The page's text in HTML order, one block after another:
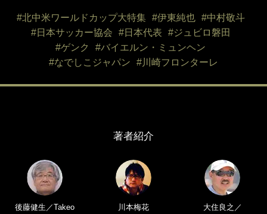
#北中米ワールドカップ大特集 #伊東純也
#中村敬斗
#日本サッカー協会
#日本代表
#ジュビロ磐田
#ゲンク
#バイエルン・ミュンヘン
#なでしこジャパン
#川崎フロンターレ
著者紹介
後藤健生／Takeo
川本梅花
大住良之／